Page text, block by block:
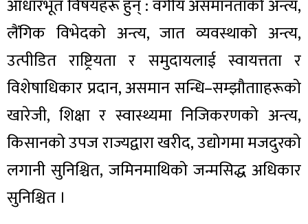
आधारभूत विषयहरू हुन् : वर्गीय असमानताको अन्त्य,
लैंगिक विभेदको अन्त्य, जात व्यवस्थाको अन्त्य,
उत्पीडित राष्ट्रियता र समुदायलाई स्वायत्तता र
विशेषाधिकार प्रदान, असमान सन्धि–सम्झौतााहरूको
खारेजी, शिक्षा र स्वास्थ्यमा निजिकरणको अन्त्य,
किसानको उपज राज्यद्वारा खरीद, उद्योगमा मजदुरको
लगानी सुनिश्चित, जमिनमाथिको जन्मसिद्ध अधिकार
सुनिश्चित ।